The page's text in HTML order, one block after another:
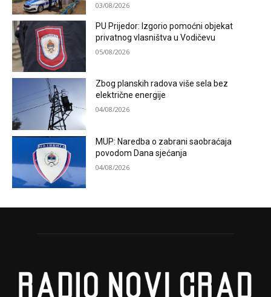
03/08/2026
PU Prijedor: Izgorio pomoćni objekat
privatnog vlasništva u Vodičevu
05/08/2026
Zbog planskih radova više sela bez
električne energije
04/08/2026
MUP: Naredba o zabrani saobraćaja
povodom Dana sjećanja
04/08/2026